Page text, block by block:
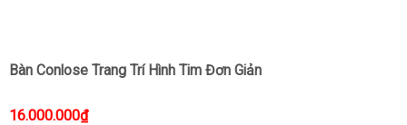
Bàn Conlose Trang Trí Hình Tim Đơn Giản
16.000.000₫